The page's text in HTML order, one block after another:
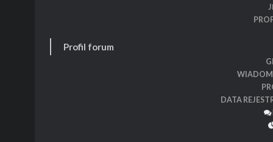
Profil forum
DATA